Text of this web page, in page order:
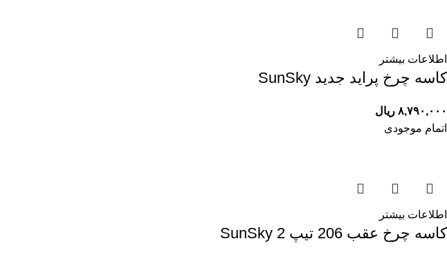
اطلاعات بیشتر
کاسه چرخ پرايد جدید SunSky
۸,۷۹۰,۰۰۰ ریال
اتمام موجودی
اطلاعات بیشتر
کاسه چرخ عقب 206 تيپ 2 SunSky